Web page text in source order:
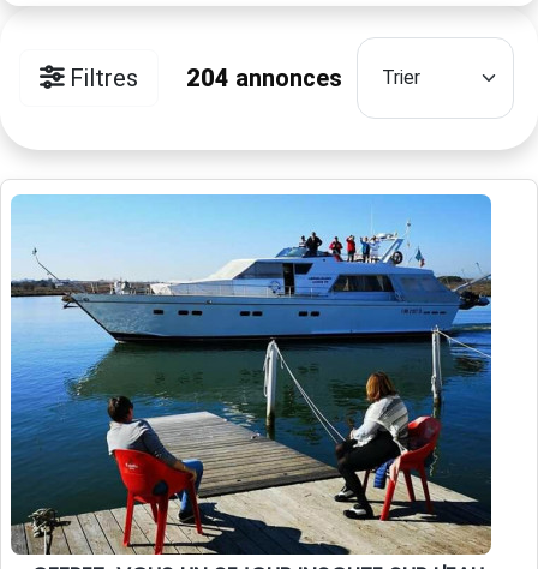
Filtres 204 annonces